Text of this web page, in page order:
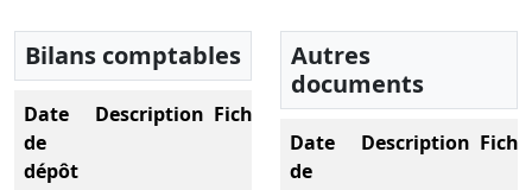
Bilans comptables
Date
de
dépôt
Description Fichier
Autres
documents
Date
de
Description